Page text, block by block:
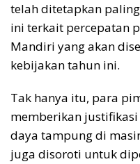
telah ditetapkan
ini terkait percepatan
Mandiri yang akan
kebijakan tahun ini.
Tak hanya itu, para
memberikan
daya tampung di
juga disoroti untuk